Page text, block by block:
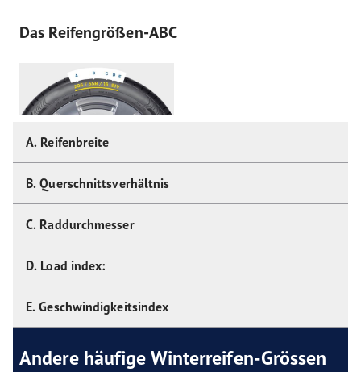
Das Reifengrößen-ABC
A. Reifenbreite
B. Querschnittsverhältnis
C. Raddurchmesser
D. Load index:
E. Geschwindigkeitsindex
Andere häufige Winterreifen-Grössen